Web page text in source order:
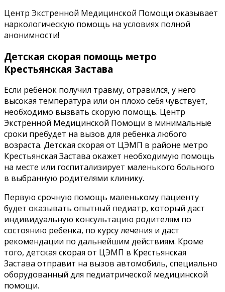
Центр Экстренной Медицинской Помощи оказывает
наркологическую помощь на условиях полной
анонимности!
Детская скорая помощь метро
Крестьянская Застава
Если ребёнок получил травму, отравился, у него
высокая температура или он плохо себя чувствует,
необходимо вызвать скорую помощь. Центр
Экстренной Медицинской Помощи в минимальные
сроки пребудет на вызов для ребенка любого
возраста. Детская скорая от ЦЭМП в районе метро
Крестьянская Застава окажет необходимую помощь
на месте или госпитализирует маленького больного
в выбранную родителями клинику.
Первую срочную помощь маленькому пациенту
будет оказывать опытный педиатр, который даст
индивидуальную консультацию родителям по
состоянию ребенка, по курсу лечения и даст
рекомендации по дальнейшим действиям. Кроме
того, детская скорая от ЦЭМП в Крестьянская
Застава отправит на вызов автомобиль, специально
оборудованный для педиатрической медицинской
помощи.